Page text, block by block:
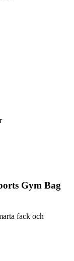
Gym Bag
fack och